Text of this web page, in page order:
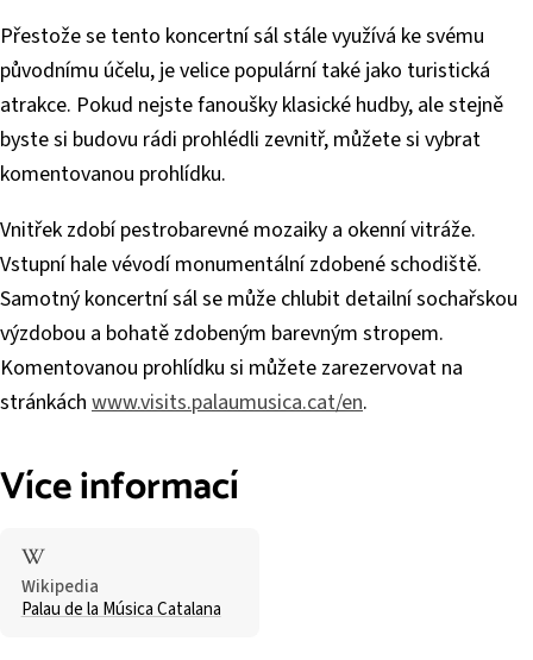
Přestože se tento koncertní sál stále využívá ke svému
původnímu účelu, je velice populární také jako turistická
atrakce. Pokud nejste fanoušky klasické hudby, ale stejně
byste si budovu rádi prohlédli zevnitř, můžete si vybrat
komentovanou prohlídku.
Vnitřek zdobí pestrobarevné mozaiky a okenní vitráže.
Vstupní hale vévodí monumentální zdobené schodiště.
Samotný koncertní sál se může chlubit detailní sochařskou
výzdobou a bohatě zdobeným barevným stropem.
Komentovanou prohlídku si můžete zarezervovat na
stránkách www.visits.palaumusica.cat/en.
Více informací
Wikipedia
Palau de la Música Catalana